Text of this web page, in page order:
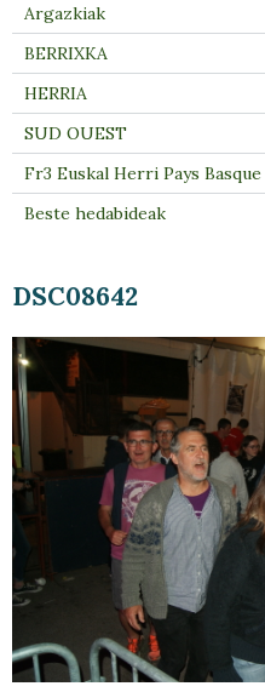
DSC08642
Argazkiak
BERRIXKA
HERRIA
SUD OUEST
Fr3 Euskal Herri Pays Basque
Beste hedabideak